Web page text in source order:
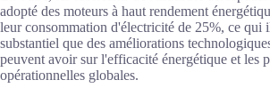
adopté des moteurs à haut rendement
leur consommation d'électricité de 25%, ce qui
substantiel que des améliorations
peuvent avoir sur l'efficacité énergétique et les
opérationnelles globales.